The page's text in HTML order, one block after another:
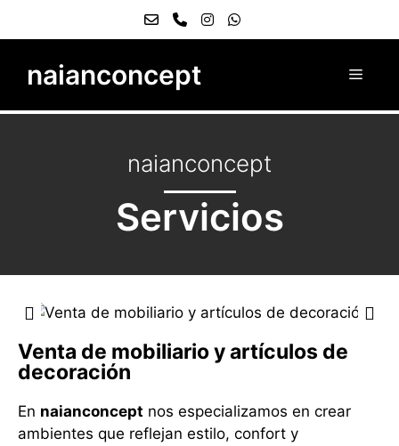
naianconcept
naianconcept
Servicios
Venta de mobiliario y artículos de
decoración
En naianconcept nos especializamos en crear
ambientes que reflejan estilo, confort y